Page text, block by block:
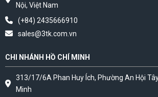
Nội, Việt Nam
(+84) 2435666910
sales@3tk.com.vn
CHI NHÁNH HỒ CHÍ MINH
313/17/6A Phan Huy Ích, Phường An Hội
Minh